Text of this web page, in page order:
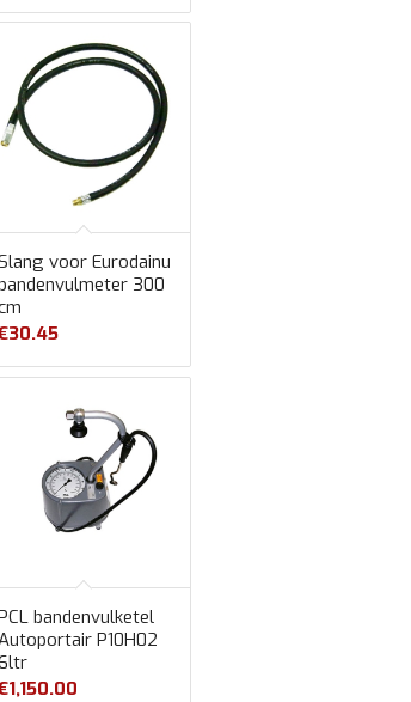
voor Eurodainu
300
30.45
bandenvulketel
P10H02
1,150.00